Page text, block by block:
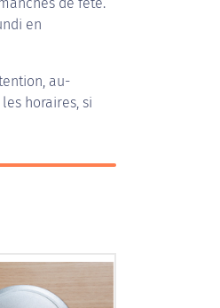
en
au-
horaires, si